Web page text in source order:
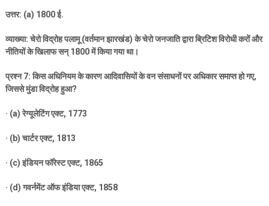
उत्तर: (a) 1800ई.
व्याख्या: चेरो विद्रोह पलामू (वर्तमान झारखंड) के चेरो जनजाति द्वारा ब्रिटिश विरोधी करों और
नीतियों के खिलाफ सन्1800में किया गया था।
प्रश्न7:किस अधिनियम के कारण आदिवासियों के वन संसाधनों पर अधिकार समाप्त हो गए,
जिससे मुंडा विद्रोह हुआ?
· (a)रेग्यूलेटिंग एक्ट, 1773
· (b)चार्टर एक्ट, 1813
· (c)इंडियन फॉरेस्ट एक्ट, 1865
· (d)गवर्नमेंट ऑफ इंडिया एक्ट, 1858